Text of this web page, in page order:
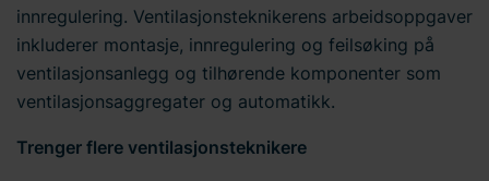
innregulering. Ventilasjonsteknikerens arbeidsoppgaver
inkluderer montasje, innregulering og feilsøking på
ventilasjonsanlegg og tilhørende komponenter som
ventilasjonsaggregater og automatikk.
Trenger flere ventilasjonsteknikere